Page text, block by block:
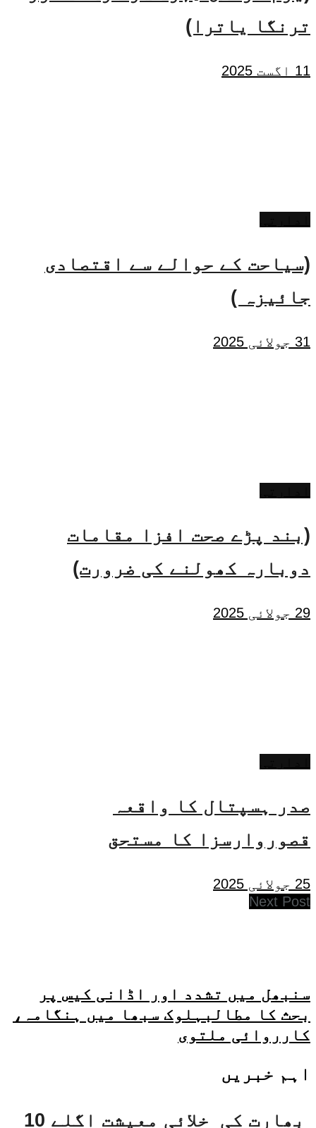
ترنگا یاترا)
11 اگست 2025
(سیاحت کے حوالے سے اقتصادی
جائیزہ )
31 جولائی 2025
(بند پڑے صحت افزا مقامات
دوبارہ کھولنے کی ضرورت)
29 جولائی 2025
صدر ہسپتال کا واقعہ
قصوروارسزا کا مستحق
25 جولائی 2025
Next Post
سنبھل میں تشدد اور اڈانی کیس پر
بحث کا مطالبہلوک سبھا میں ہنگامہ،
کارروائی ملتوی
اہم خبریں
بھارت کی خلائی معیشت اگلے 10